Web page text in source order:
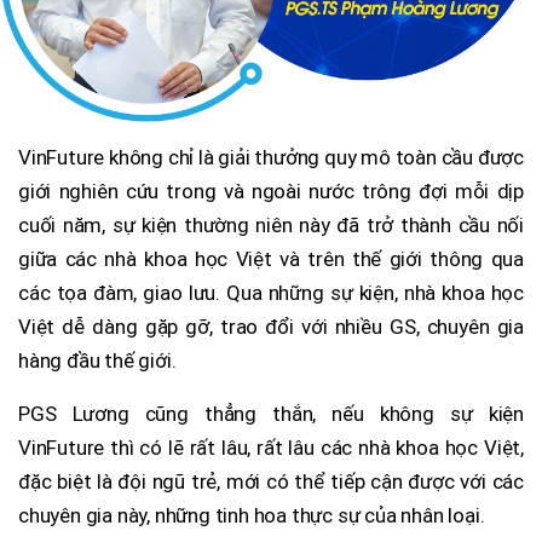
VinFuture không chỉ là giải thưởng quy mô toàn cầu được
giới nghiên cứu trong và ngoài nước trông đợi mỗi dịp
cuối năm, sự kiện thường niên này đã trở thành cầu nối
giữa các nhà khoa học Việt và trên thế giới thông qua
các tọa đàm, giao lưu. Qua những sự kiện, nhà khoa học
Việt dễ dàng gặp gỡ, trao đổi với nhiều GS, chuyên gia
hàng đầu thế giới.
PGS Lương cũng thẳng thắn, nếu không sự kiện
VinFuture thì có lẽ rất lâu, rất lâu các nhà khoa học Việt,
đặc biệt là đội ngũ trẻ, mới có thể tiếp cận được với các
chuyên gia này, những tinh hoa thực sự của nhân loại.